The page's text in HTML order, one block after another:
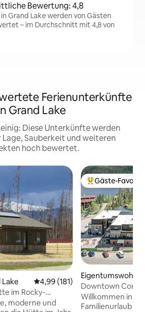
Bewertung: 4,8
Grand Lake werden von Gästen
– im Durchschnitt mit 4,8 von
Ferienunterkünfte
Grand Lake
Diese Unterkünfte werden
Sauberkeit und weiteren
hoch bewertet.
Durchschnittliche Bewertung:
4,99 (181)
im Rocky-
moderne und
Beliebter Gäste-
Gäste-Favorit
d Lake
Downtown
Dachterrasse
Willkommen in
Familienurlaub